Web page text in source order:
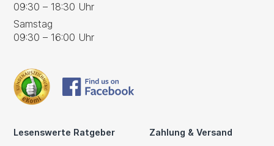
09:30 – 18:30 Uhr
Samstag
09:30 – 16:00 Uhr
Lesenswerte Ratgeber Zahlung & Versand